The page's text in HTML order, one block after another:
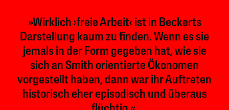
»Wirklich ›freie Arbeit‹ ist in Beckerts
Darstellung kaum zu finden. Wenn es sie
jemals in der Form gegeben hat, wie sie
sich an Smith orientierte Ökonomen
vorgestellt haben, dann war ihr Auftreten
historisch eher episodisch und überaus